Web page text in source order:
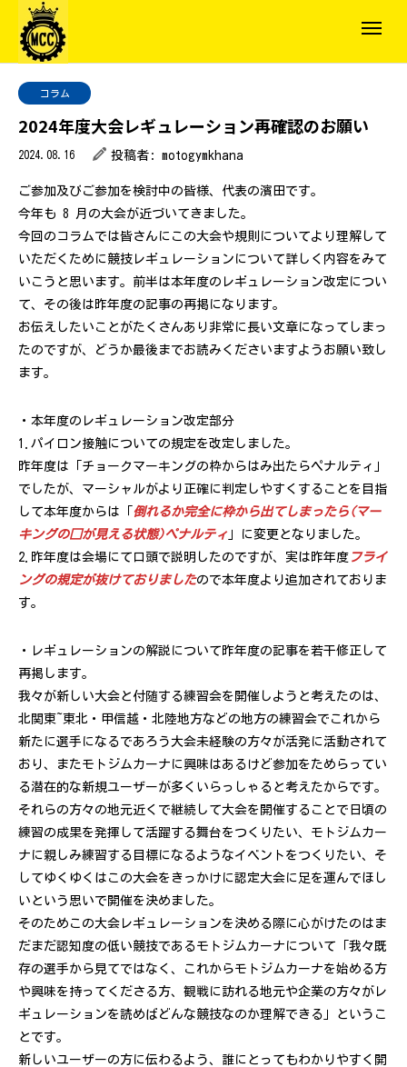
コラム
2024年度大会レギュレーション再確認のお願い
2024.08.16 投稿者: motogymkhana
ご参加及びご参加を検討中の皆様、代表の濱田です。
今年も 8 月の大会が近づいてきました。
今回のコラムでは皆さんにこの大会や規則についてより理解して
いただくために競技レギュレーションについて詳しく内容をみて
いこうと思います。前半は本年度のレギュレーション改定につい
て、その後は昨年度の記事の再掲になります。
お伝えしたいことがたくさんあり非常に長い文章になってしまっ
たのですが、どうか最後までお読みくださいますようお願い致し
ます。
・本年度のレギュレーション改定部分
1.パイロン接触についての規定を改定しました。
昨年度は「チョークマーキングの枠からはみ出たらペナルティ」
でしたが、マーシャルがより正確に判定しやすくすることを目指
して本年度からは「
倒れるか完全に枠から出てしまったら(マー
キングの□が見える状態)ペナルティ 」に変更となりました。
2.昨年度は会場にて口頭で説明したのですが、実は昨年度 フライ
ングの規定が抜けておりましたので本年度より追加されておりま
す。
・レギュレーションの解説について昨年度の記事を若干修正して
再掲します。
我々が新しい大会と付随する練習会を開催しようと考えたのは、
北関東~東北・甲信越・北陸地方などの地方の練習会でこれから
新たに選手になるであろう大会未経験の方々が活発に活動されて
おり、またモトジムカーナに興味はあるけど参加をためらってい
る潜在的な新規ユーザーが多くいらっしゃると考えたからです。
それらの方々の地元近くで継続して大会を開催することで日頃の
練習の成果を発揮して活躍する舞台をつくりたい、モトジムカー
ナに親しみ練習する目標になるようなイベントをつくりたい、そ
してゆくゆくはこの大会をきっかけに認定大会に足を運んでほし
いという思いで開催を決めました。
そのためこの大会レギュレーションを決める際に心がけたのはま
だまだ認知度の低い競技であるモトジムカーナについて「我々既
存の選手から見てではなく、これからモトジムカーナを始める方
や興味を持ってくださる方、観戦に訪れる地元や企業の方々がレ
ギュレーションを読めばどんな競技なのか理解できる」というこ
とです。
新しいユーザーの方に伝わるよう、誰にとってもわかりやすく開